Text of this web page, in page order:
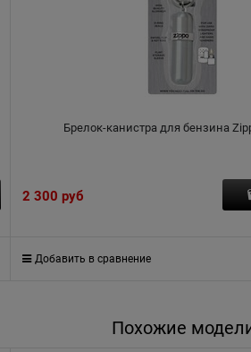
Брелок-канистра для бензина
2 300 руб
Добавить в сравнение
Похожие